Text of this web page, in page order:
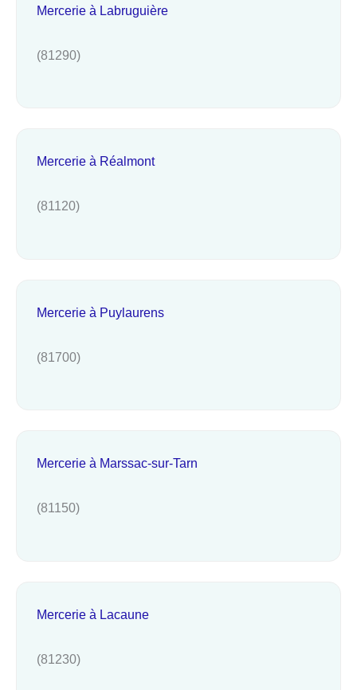
Mercerie à Labruguière
(81290)
Mercerie à Réalmont
(81120)
Mercerie à Puylaurens
(81700)
Mercerie à Marssac-sur-Tarn
(81150)
Mercerie à Lacaune
(81230)